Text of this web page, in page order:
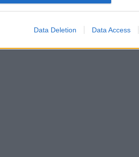
Data Deletion Data Access